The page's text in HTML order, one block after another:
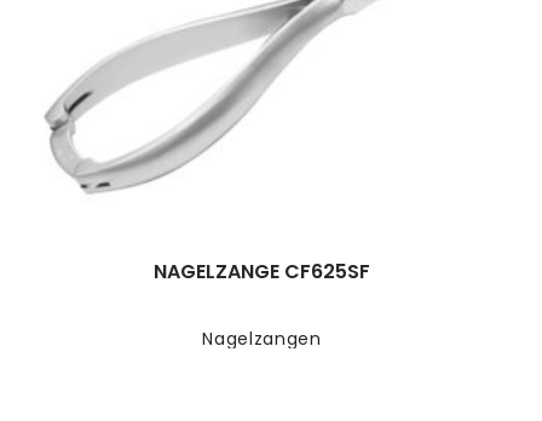
Nagelzangen
NAGELZANGE CF625SF